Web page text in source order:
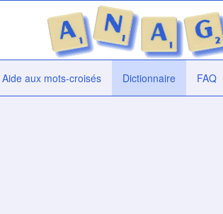
Aide aux mots-croisés Dictionnaire FAQ